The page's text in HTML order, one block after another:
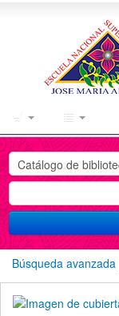
Catálogo
línea
Búsqueda avanzada